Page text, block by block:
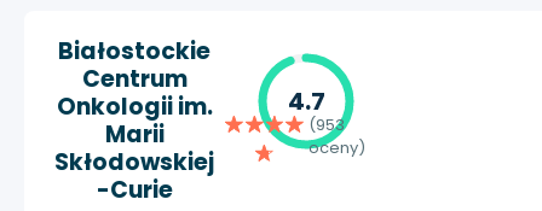
Białostockie
Centrum
Onkologii im.
Marii
Skłodowskiej
-Curie
4.7
(953
oceny)